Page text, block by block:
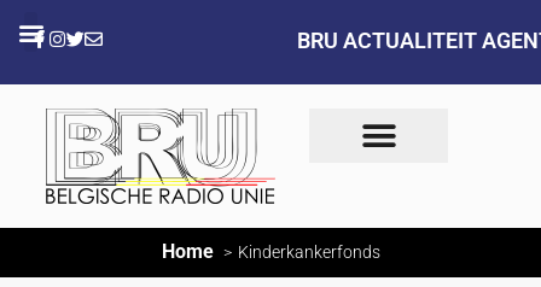
BRU ACTUALITEIT
Home Kinderkankerfonds